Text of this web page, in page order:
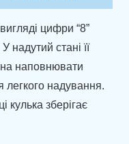
цифри “8”
надутий стані її
наповнювати
легкого надування.
кулька зберігає